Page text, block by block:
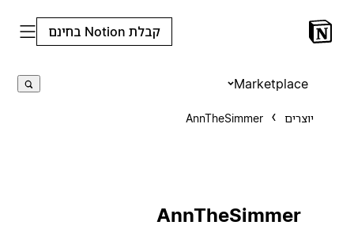
קבלת Notion בחינם
Marketplace
AnnTheSimmer
AnnTheSimmer